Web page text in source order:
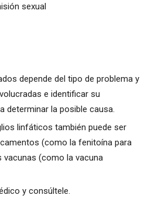
sexual
depende del tipo de problema y
e identificar su
determinar la posible causa.
linfáticos también puede ser
(como la fenitoína para
(como la vacuna
y consúltele.